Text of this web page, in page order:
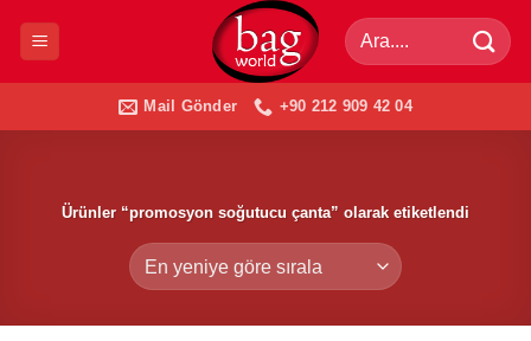
Ara:
Mail Gönder +90 212 909 42 04
Ürünler “promosyon soğutucu çanta” olarak etiketlendi